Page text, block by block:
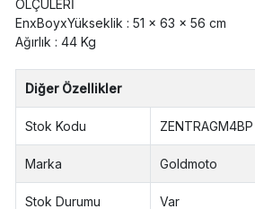
ÖLÇÜLERİ
EnxBoyxYükseklik : 51 x 63 x 56 cm
Ağırlık : 44 Kg
Diğer Özellikler
Stok Kodu ZENTRAGM4BP
Marka Goldmoto
Stok Durumu Var